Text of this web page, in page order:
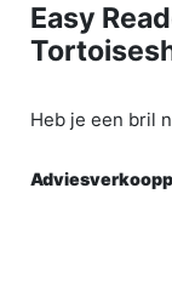
Easy
Heb je een bril